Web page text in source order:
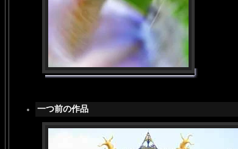
一つ前の作品